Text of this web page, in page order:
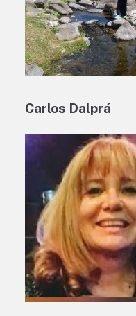
Carlos Dalprá